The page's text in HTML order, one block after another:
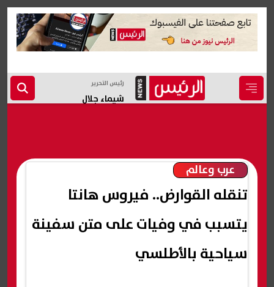
رئيس التحرير
شيماء جلال
عرب وعالم
تنقله القوارض.. فيروس هانتا
يتسبب في وفيات على متن سفينة
سياحية بالأطلسي